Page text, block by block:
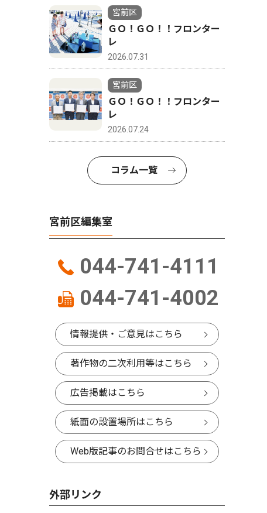
宮前区
ＧＯ！ＧＯ！！フロンター
レ
2026.07.31
宮前区
ＧＯ！ＧＯ！！フロンター
レ
2026.07.24
コラム一覧
宮前区編集室
044-741-4111
044-741-4002
情報提供・ご意見はこちら
著作物の二次利用等はこちら
広告掲載はこちら
紙面の設置場所はこちら
Web版記事のお問合せはこちら
外部リンク